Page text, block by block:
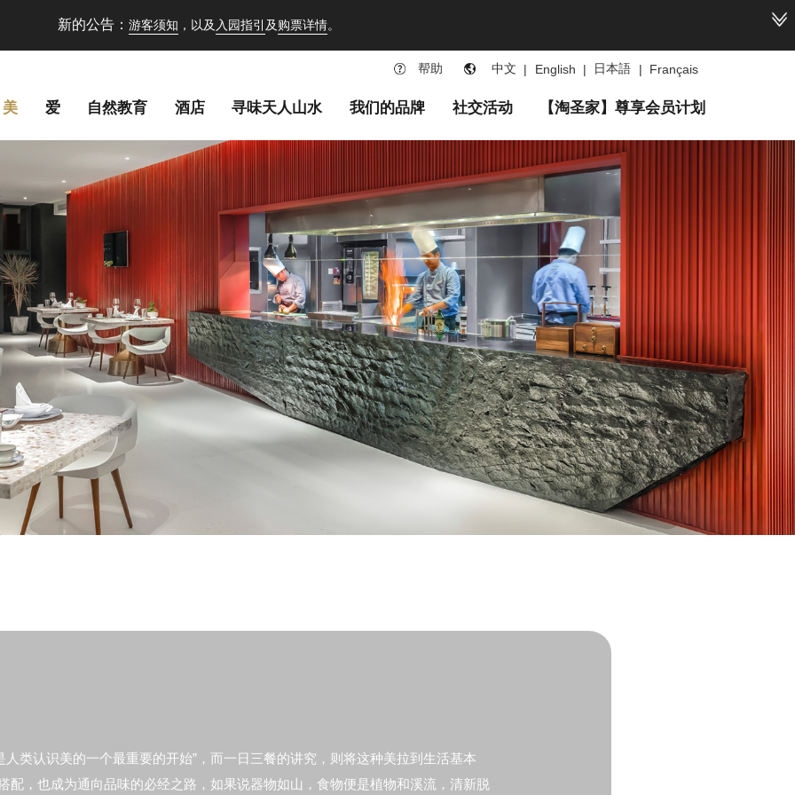
新的公告： 游客须知 ，以及 入园指引 及购票详情。
帮助 中文 | English | 日本語 | Français
美 爱 自然教育 酒店 寻味天人山水 我们的品牌 社交活动 【淘圣家】尊享会员计划
人类认识美的一个最重要的开始”，而一日三餐的讲究，则将这种美拉到生活基本
配，也成为通向品味的必经之路，如果说器物如山，食物便是植物和溪流，清新脱